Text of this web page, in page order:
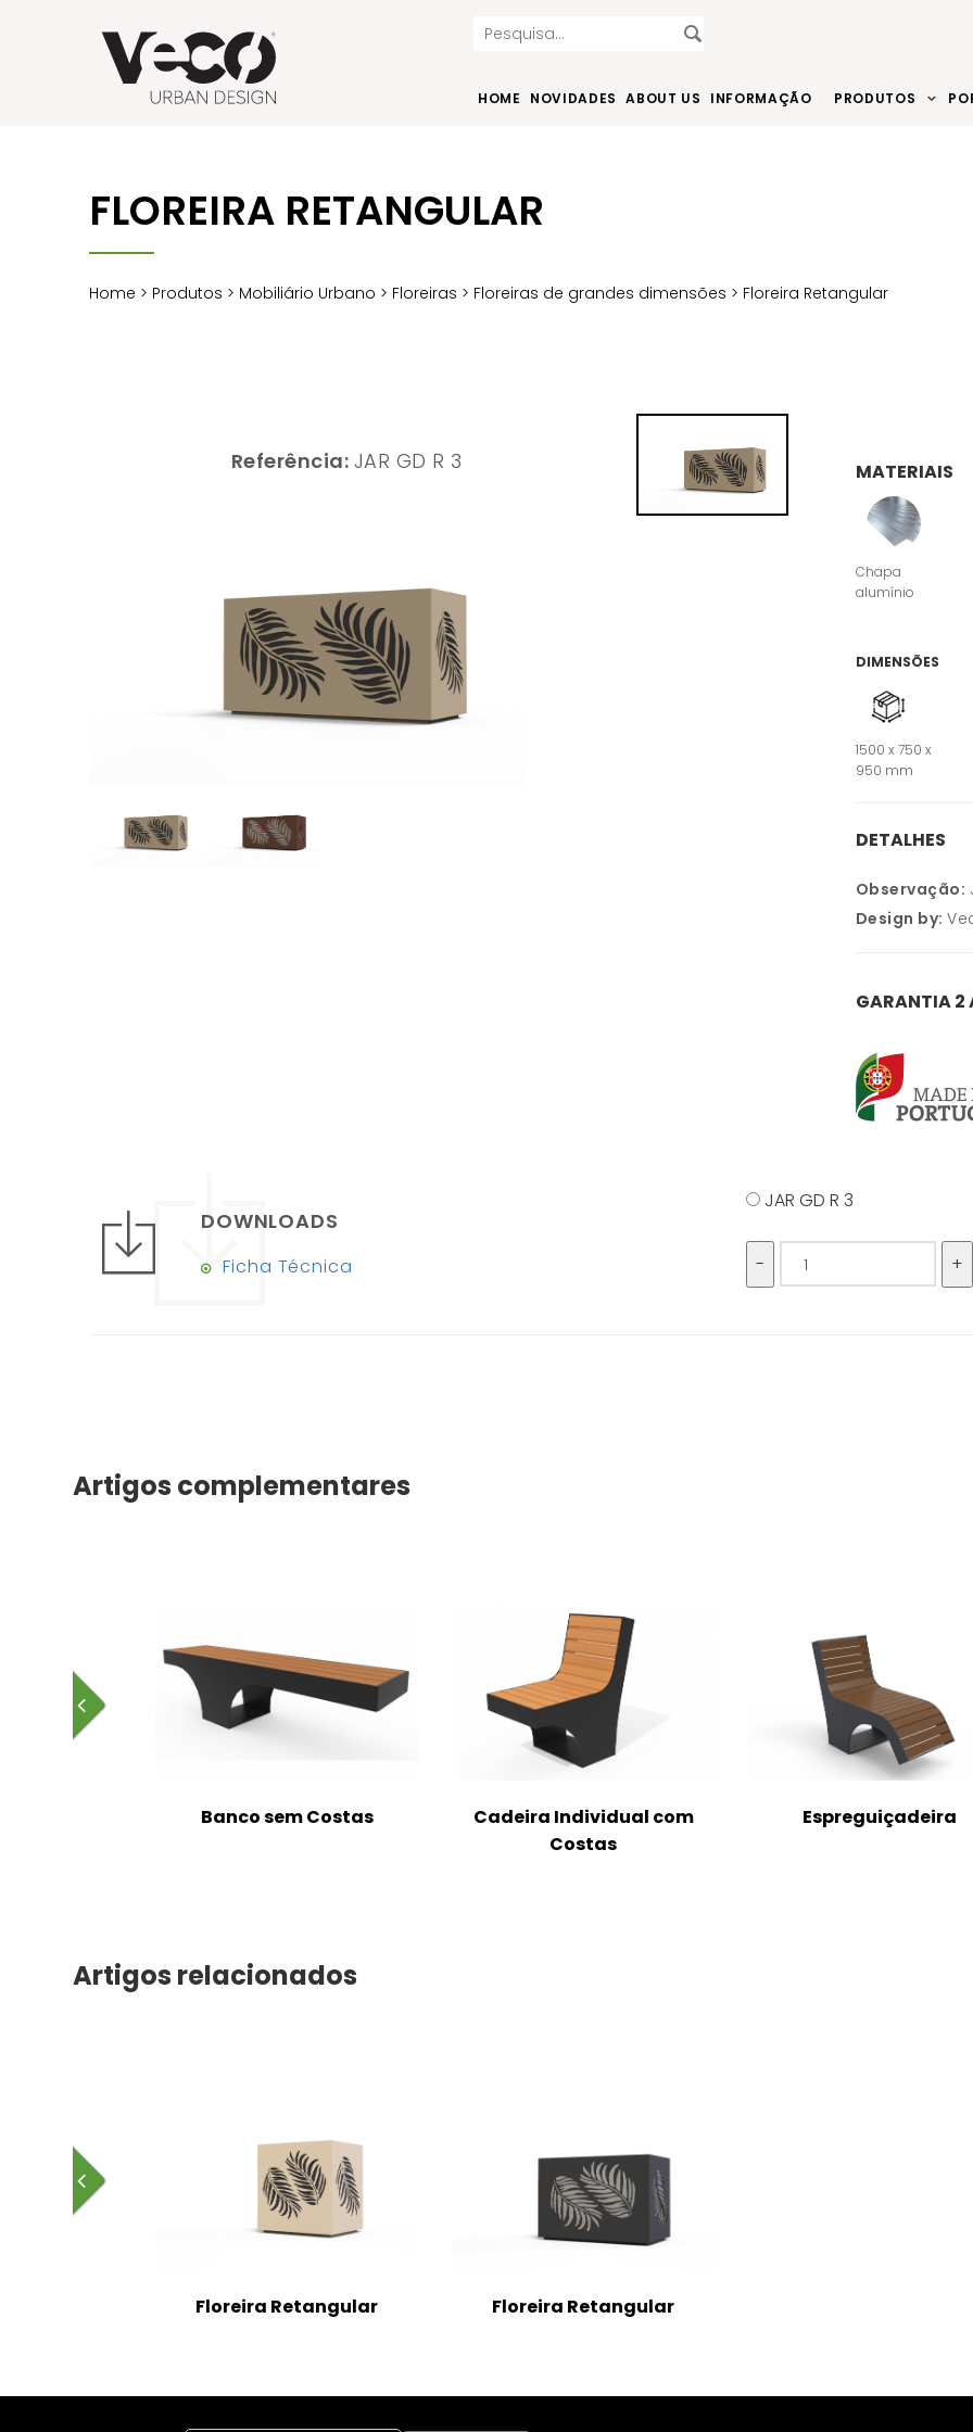
HOME NOVIDADES ABOUT US INFORMAÇÃO PRODUTOS
FLOREIRA RETANGULAR
Home > Produtos > Mobiliário Urbano > Floreiras > Floreiras de grandes dimensões > Floreira Retangular
Referência: JAR GD R 3 MATERIAIS
Chapa
alumínio
DIMENSÕES
1500 x 750 x
950 mm
DETALHES
Observação:
Design by:
GARANTIA 2
DOWNLOADS
Ficha Técnica
JAR GD R 3
Artigos complementares
Banco sem Costas
Cadeira Individual com
Costas
Espreguiçadeira
Artigos relacionados
Floreira Retangular Floreira Retangular